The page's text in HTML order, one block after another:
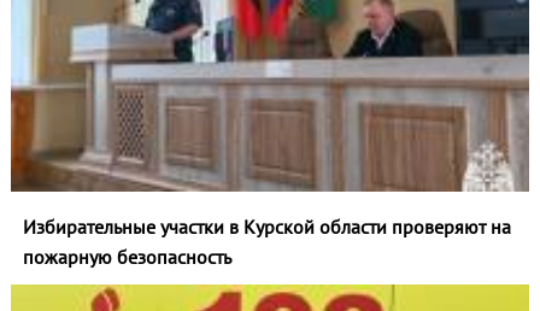
Избирательные участки в Курской области проверяют на
пожарную безопасность